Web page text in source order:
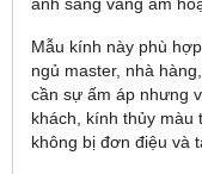
Mẫu kính này phù
ngủ master, nhà
cần sự ấm áp nhưng
khách, kính thủy màu
không bị đơn điệu và